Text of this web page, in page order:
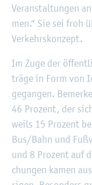
Ver­an­stal­tun­gen
men.“ Sie sei froh
Ver­kehrs­kon­zept.
Im Zuge der
trä­ge in Form von
ge­gan­gen.
46 Pro­zent, der
weils 15 Pro­zent
Bus/Bahn und
und 8 Pro­zent auf
chun­gen kamen